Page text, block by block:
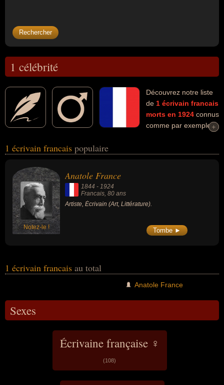
1 célébrité
Découvrez notre liste
de 1 écrivain francais
morts en 1924 connus
comme par exemple :
avoir des liens variés dans les domaines de l'art ou de la littérature.
+
+
1 écrivain francais populaire
Notez-le !
Anatole France
1844 - 1924
Francais, 80 ans
Artiste, Écrivain (Art, Littérature).
Tombe ►
1 écrivain francais au total
Anatole France
Sexes
Écrivaine française ♀
(108)